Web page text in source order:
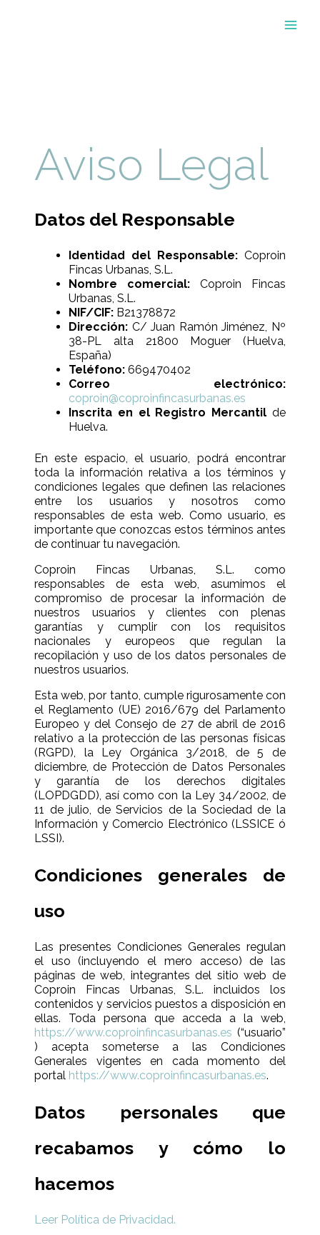
Aviso Legal
Datos del Responsable
Identidad del Responsable: Coproin
Fincas Urbanas, S.L.
Nombre comercial: Coproin Fincas
Urbanas, S.L.
NIF/CIF: B21378872
Dirección: C/ Juan Ramón Jiménez, Nº
38-PL alta 21800 Moguer (Huelva,
España)
Teléfono: 669470402
Correo electrónico:
coproin@coproinfincasurbanas.es
Inscrita en el Registro Mercantil de
Huelva.
En este espacio, el usuario, podrá encontrar
toda la información relativa a los términos y
condiciones legales que definen las relaciones
entre los usuarios y nosotros como
responsables de esta web. Como usuario, es
importante que conozcas estos términos antes
de continuar tu navegación.
Coproin Fincas Urbanas, S.L. como
responsables de esta web, asumimos el
compromiso de procesar la información de
nuestros usuarios y clientes con plenas
garantías y cumplir con los requisitos
nacionales y europeos que regulan la
recopilación y uso de los datos personales de
nuestros usuarios.
Esta web, por tanto, cumple rigurosamente con
el Reglamento (UE) 2016/679 del Parlamento
Europeo y del Consejo de 27 de abril de 2016
relativo a la protección de las personas físicas
(RGPD), la Ley Orgánica 3/2018, de 5 de
diciembre, de Protección de Datos Personales
y garantía de los derechos digitales
(LOPDGDD), así como con la Ley 34/2002, de
11 de julio, de Servicios de la Sociedad de la
Información y Comercio Electrónico (LSSICE ó
LSSI).
Condiciones generales de
uso
Las presentes Condiciones Generales regulan
el uso (incluyendo el mero acceso) de las
páginas de web, integrantes del sitio web de
Coproin Fincas Urbanas, S.L. incluidos los
contenidos y servicios puestos a disposición en
ellas. Toda persona que acceda a la web,
https://www.coproinfincasurbanas.es (“usuario”
) acepta someterse a las Condiciones
Generales vigentes en cada momento del
portal https://www.coproinfincasurbanas.es.
Datos personales que
recabamos y cómo lo
hacemos
Leer Política de Privacidad.